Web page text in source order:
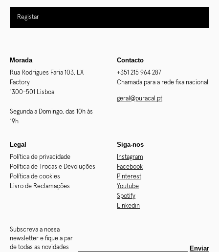
Registar
Morada
Rua Rodrigues Faria 103, LX
Factory
1300-501 Lisboa
Segunda a Domingo, das 10h às
19h
Contacto
+351 215 964 287
Chamada para a rede fixa nacional
geral@puracal.pt
Legal
Política de privacidade
Política de Trocas e Devoluções
Política de cookies
Livro de Reclamações
Siga-nos
Instagram
Facebook
Pinterest
Youtube
Spotify
Linkedin
Subscreva a nossa
newsletter e fique a par
de todas as novidades
Enviar